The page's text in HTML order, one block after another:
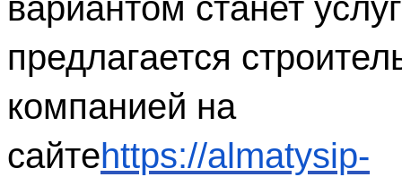
предлагается
компанией на
сайтеhttps://almatysip-